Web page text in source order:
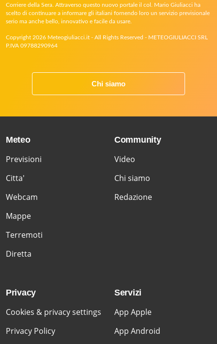
Corriere della Sera. Attraverso questo nuovo portale il col. Mario Giuliacci ha
scelto di continuare a informare gli italiani fornendo loro un servizio previsionale
serio ma anche bello, innovativo e facile da usare.
Copyright 2026 Meteogiuliacci.it - All Rights Reserved - METEOGIULIACCI SRL
P.IVA 09788290964
Chi siamo
Meteo
Previsioni
Citta'
Webcam
Mappe
Terremoti
Diretta
Community
Video
Chi siamo
Redazione
Privacy
Cookies & privacy settings
Privacy Policy
Servizi
App Apple
App Android